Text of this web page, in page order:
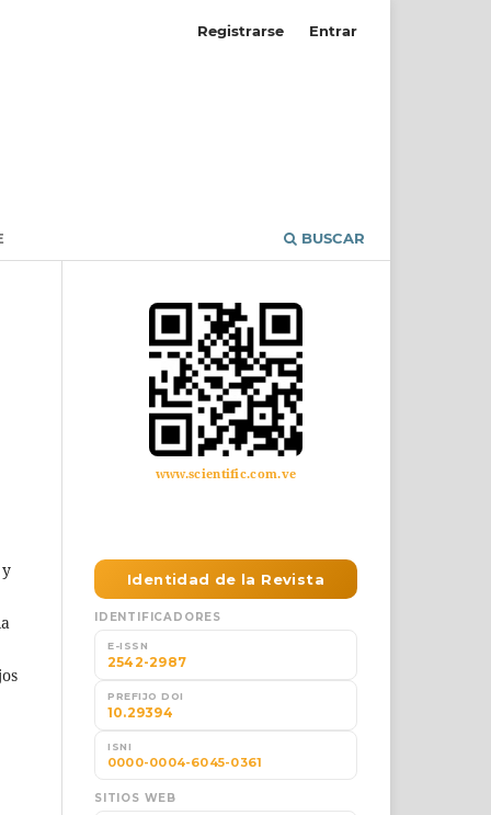
BUSCAR
Registrarse Entrar
www.scientific.com.ve